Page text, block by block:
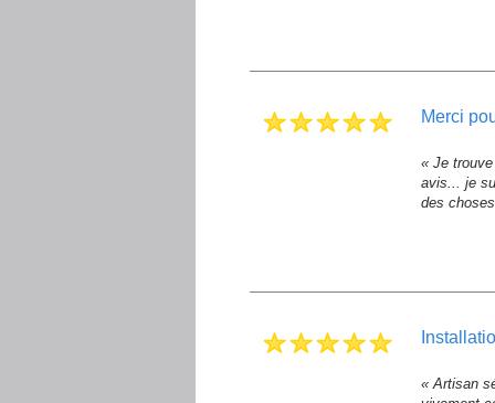
merci
« Je
avis... je
des
« Artisan